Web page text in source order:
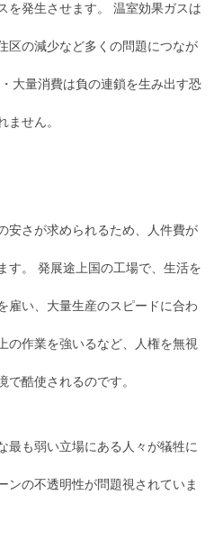
を発生させます。 温室効果ガスは
区の減少など多くの問題につなが
大量消費は負の連鎖を生み出す恐
ません。
安さが求められるため、人件費が
す。 発展途上国の工場で、生活を
雇い、大量生産のスピードに合わ
の作業を強いるなど、人権を無視
で酷使されるのです。
最も弱い立場にある人々が犠牲に
ンの不透明性が問題視されていま